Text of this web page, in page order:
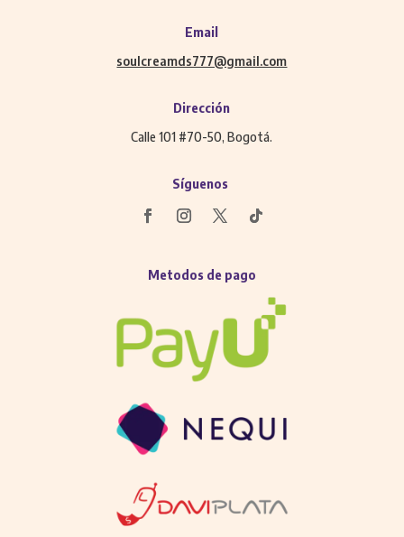
Email
soulcreamds777@gmail.com
Dirección
Calle 101 #70-50, Bogotá.
Síguenos
Metodos de pago